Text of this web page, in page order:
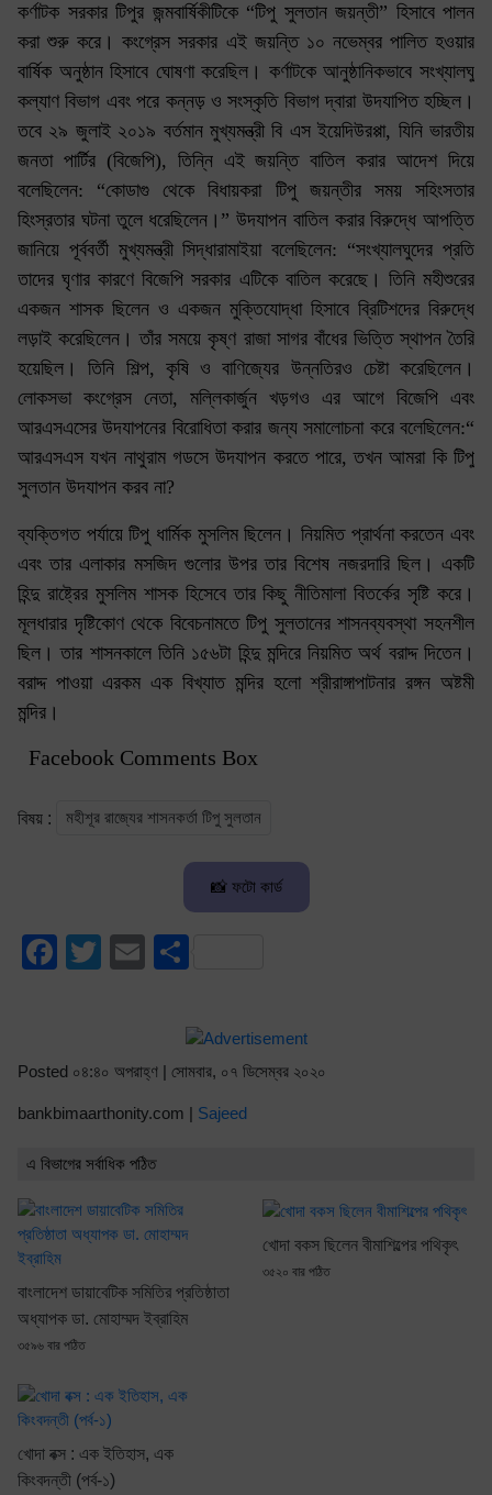
কর্ণাটক সরকার টিপুর জন্মবার্ষিকীটিকে “টিপু সুলতান জয়ন্তী” হিসাবে পালন
করা শুরু করে। কংগ্রেস সরকার এই জয়ন্তি ১০ নভেম্বর পালিত হওয়ার
বার্ষিক অনুষ্ঠান হিসাবে ঘোষণা করেছিল। কর্ণাটকে আনুষ্ঠানিকভাবে সংখ্যালঘু
কল্যাণ বিভাগ এবং পরে কন্নড় ও সংস্কৃতি বিভাগ দ্বারা উদযাপিত হচ্ছিল।
তবে ২৯ জুলাই ২০১৯ বর্তমান মুখ্যমন্ত্রী বি এস ইয়েদিউরপ্পা, যিনি ভারতীয়
জনতা পার্টির (বিজেপি), তিন্নি এই জয়ন্তি বাতিল করার আদেশ দিয়ে
বলেছিলেন: “কোডাগু থেকে বিধায়করা টিপু জয়ন্তীর সময় সহিংসতার
হিংস্রতার ঘটনা তুলে ধরেছিলেন।” উদযাপন বাতিল করার বিরুদ্ধে আপত্তি
জানিয়ে পূর্ববর্তী মুখ্যমন্ত্রী সিদ্ধারামাইয়া বলেছিলেন: “সংখ্যালঘুদের প্রতি
তাদের ঘৃণার কারণে বিজেপি সরকার এটিকে বাতিল করেছে। তিনি মহীশুরের
একজন শাসক ছিলেন ও একজন মুক্তিযোদ্ধা হিসাবে ব্রিটিশদের বিরুদ্ধে
লড়াই করেছিলেন। তাঁর সময়ে কৃষ্ণ রাজা সাগর বাঁধের ভিত্তি স্থাপন তৈরি
হয়েছিল। তিনি শিল্প, কৃষি ও বাণিজ্যের উন্নতিরও চেষ্টা করেছিলেন।
লোকসভা কংগ্রেস নেতা, মল্লিকার্জুন খড়গও এর আগে বিজেপি এবং
আরএসএসের উদযাপনের বিরোধিতা করার জন্য সমালোচনা করে বলেছিলেন:“
আরএসএস যখন নাথুরাম গডসে উদযাপন করতে পারে, তখন আমরা কি টিপু
সুলতান উদযাপন করব না?
ব্যক্তিগত পর্যায়ে টিপু ধার্মিক মুসলিম ছিলেন। নিয়মিত প্রার্থনা করতেন এবং
এবং তার এলাকার মসজিদ গুলোর উপর তার বিশেষ নজরদারি ছিল। একটি
হিন্দু রাষ্ট্রের মুসলিম শাসক হিসেবে তার কিছু নীতিমালা বিতর্কের সৃষ্টি করে।
মূলধারার দৃষ্টিকোণ থেকে বিবেচনামতে টিপু সুলতানের শাসনব্যবস্থা সহনশীল
ছিল। তার শাসনকালে তিনি ১৫৬টা হিন্দু মন্দিরে নিয়মিত অর্থ বরাদ্দ দিতেন।
বরাদ্দ পাওয়া এরকম এক বিখ্যাত মন্দির হলো শ্রীরাঙ্গাপাটনার রঙ্গন অষ্টমী
মন্দির।
Facebook Comments Box
বিষয় : মহীশূর রাজ্যের শাসনকর্তা টিপু সুলতান
📸 ফটো কার্ড
Facebook
TwitterEmail
Posted ০৪:৪০ অপরাহ্ণ | সোমবার, ০৭ ডিসেম্বর ২০২০
bankbimaarthonity.com | Sajeed
এ বিভাগের সর্বাধিক পঠিত
বাংলাদেশ ডায়াবেটিক সমিতির প্রতিষ্ঠাতা
অধ্যাপক ডা. মোহাম্মদ ইব্রাহিম
৩৫৯৬ বার পঠিত
খোদা বকস ছিলেন বীমাশিল্পের পথিকৃৎ
৩৫২০ বার পঠিত
খোদা বক্স : এক ইতিহাস, এক
কিংবদন্তী (পর্ব-১)